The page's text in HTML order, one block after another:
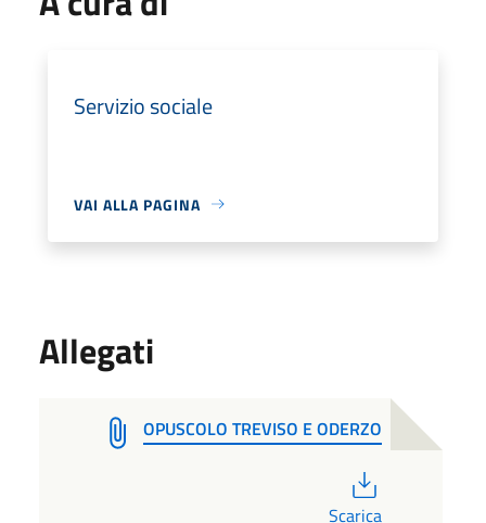
Servizio sociale
VAI ALLA PAGINA
Allegati
OPUSCOLO TREVISO E ODERZO
Scarica